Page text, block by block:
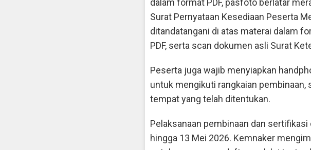
dalam format PDF, pasfoto berlatar
Surat Pernyataan Kesediaan Peserta
ditandatangani di atas materai dalam
PDF, serta scan dokumen asli Surat
Peserta juga wajib menyiapkan
untuk mengikuti rangkaian
tempat yang telah ditentukan.
Pelaksanaan pembinaan dan
hingga 13 Mei 2026. Kemnaker